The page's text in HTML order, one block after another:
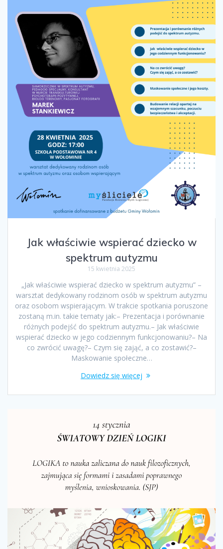
Jak właściwie wspierać dziecko w
spektrum autyzmu
15 kwietnia 2025
„Jak właściwie wspierać dziecko w spektrum autyzmu” –
warsztat dedykowany rodzinom osób w spektrum autyzmu
oraz osobom wspierającym. W trakcie spotkania poruszone
zostaną m.in. takie tematy jak:– Prezentacja i porównanie
różnych podejść do spektrum autyzmu.– Jak właściwie
wspierać dziecko w jego codziennym funkcjonowaniu?– Na
co zwrócić uwagę?– Czym się zająć, a co zostawić?–
Maskowanie społeczne…
Dowiedz się więcej